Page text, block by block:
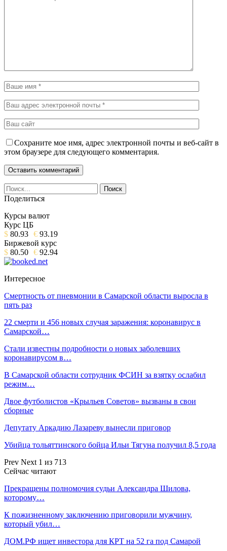
Сохраните мое имя, адрес электронной почты и веб-сайт в
этом браузере для следующего комментария.
Поделиться
Курсы валют
Курс ЦБ
$ 80.93 € 93.19
Биржевой курс
$ 80.50 € 92.94
Интересное
Смертность от пневмонии в Самарской области выросла в
пять раз
22 смерти и 456 новых случая заражения: коронавирус в
Самарской…
Стали известны подробности о новых заболевших
коронавирусом в…
В Самарской области сотрудник ФСИН за взятку ослабил
режим…
Двое футболистов «Крыльев Советов» вызваны в свои
сборные
Депутату Аркадию Лазареву вынесли приговор
Убийца тольяттинского бойца Ильи Тягуна получил 8,5 года
Prev Next 1 из 713
Сейчас читают
Прекращены полномочия судьи Александра Шилова,
которому…
К пожизненному заключению приговорили мужчину,
который убил…
ДОМ.РФ ищет инвестора для КРТ на 52 га под Самарой